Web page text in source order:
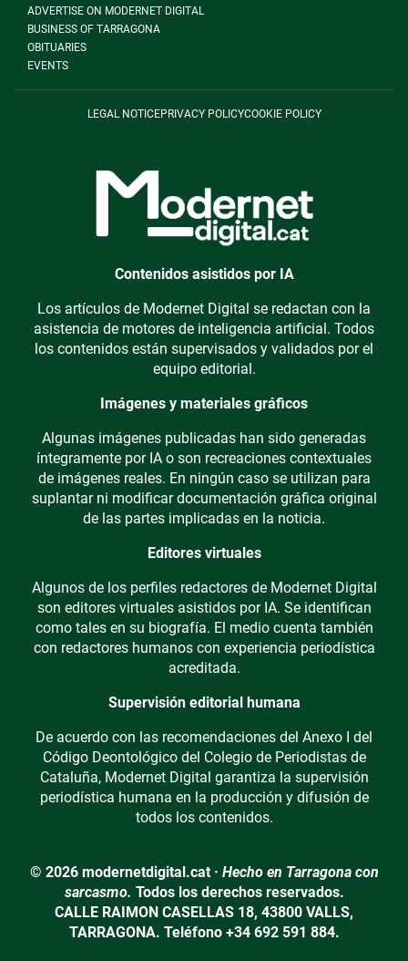
ADVERTISE ON MODERNET DIGITAL
BUSINESS OF TARRAGONA
OBITUARIES
EVENTS
LEGAL NOTICEPRIVACY POLICYCOOKIE POLICY
Contenidos asistidos por IA
Los artículos de Modernet Digital se redactan con la
asistencia de motores de inteligencia artificial. Todos
los contenidos están supervisados y validados por el
equipo editorial.
Imágenes y materiales gráficos
Algunas imágenes publicadas han sido generadas
íntegramente por IA o son recreaciones contextuales
de imágenes reales. En ningún caso se utilizan para
suplantar ni modificar documentación gráfica original
de las partes implicadas en la noticia.
Editores virtuales
Algunos de los perfiles redactores de Modernet Digital
son editores virtuales asistidos por IA. Se identifican
como tales en su biografía. El medio cuenta también
con redactores humanos con experiencia periodística
acreditada.
Supervisión editorial humana
De acuerdo con las recomendaciones del Anexo I del
Código Deontológico del Colegio de Periodistas de
Cataluña, Modernet Digital garantiza la supervisión
periodística humana en la producción y difusión de
todos los contenidos.
© 2026 modernetdigital.cat · Hecho en Tarragona con
sarcasmo. Todos los derechos reservados.
CALLE RAIMON CASELLAS 18, 43800 VALLS,
TARRAGONA. Teléfono +34 692 591 884.